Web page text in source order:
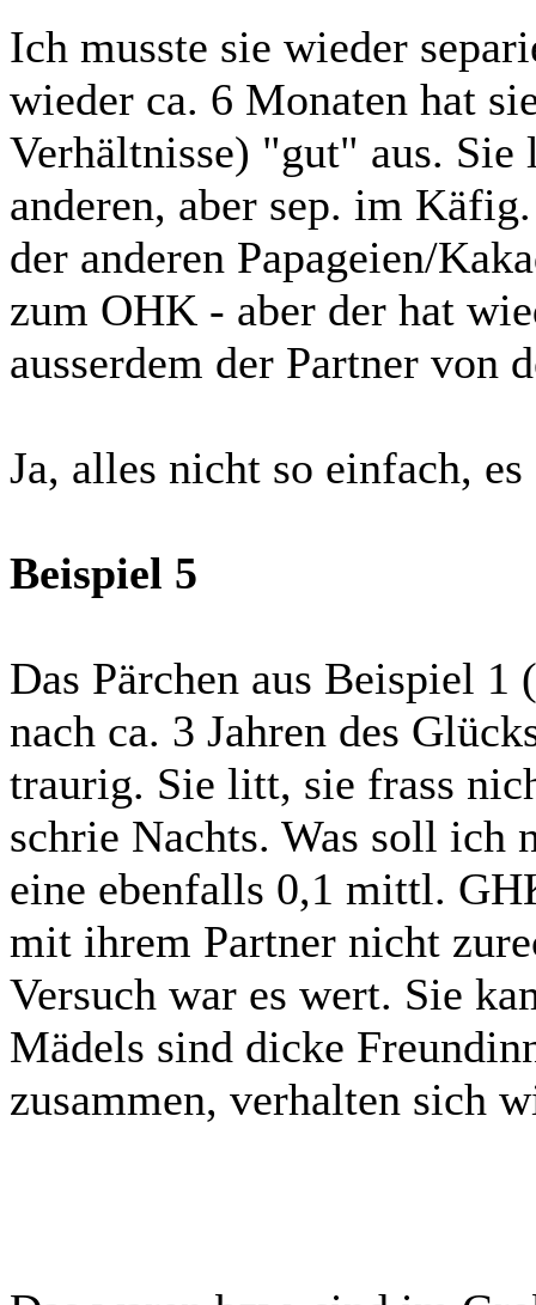
Ich musste sie wieder
wieder ca. 6 Monaten hat
Verhältnisse) "gut" aus.
anderen, aber sep. im
der anderen Papageien/
zum OHK - aber der hat
ausserdem der Partner von
Ja, alles nicht so einfach,
Beispiel 5
Das Pärchen aus Beispiel
nach ca. 3 Jahren des
traurig. Sie litt, sie frass
schrie Nachts. Was soll ich
eine ebenfalls 0,1 mittl.
mit ihrem Partner nicht
Versuch war es wert. Sie
Mädels sind dicke
zusammen, verhalten sich